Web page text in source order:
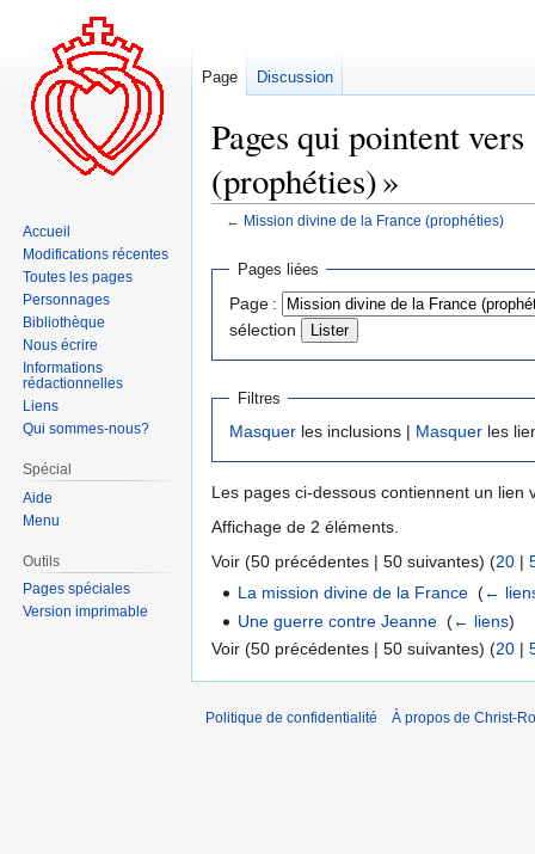
Pages qui pointent
(prophéties) »
← Mission divine de la France (prophéties)
Aller
navigation
Aller
recherche
Pages liées
Page :
sélection
Filtres
Masquer les inclusions | Masquer les
Les pages ci-dessous contiennent un lien
Affichage de 2 éléments.
Voir (50 précédentes | 50 suivantes) (20 |
La mission divine de la France ‎(←
Une guerre contre Jeanne ‎(← liens)
Voir (50 précédentes | 50 suivantes) (20 |
Page Discussion
Accueil
Modifications récentes
Toutes les pages
Personnages
Bibliothèque
Nous écrire
Informations
rédactionnelles
Liens
Qui sommes-nous?
Spécial
Aide
Menu
Outils
Pages spéciales
Version imprimable
Politique de confidentialité À propos de Christ-